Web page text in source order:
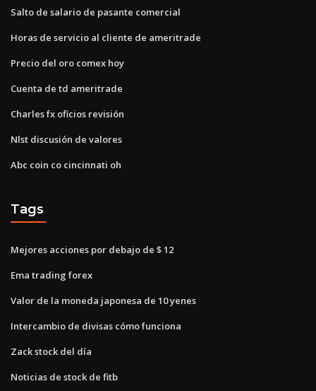
Salto de salario de pasante comercial
Horas de servicio al cliente de ameritrade
Precio del oro comex hoy
Cuenta de td ameritrade
Charles fx oficios revisión
Nlst discusión de valores
Abc coin co cincinnati oh
Tags
Mejores acciones por debajo de $ 12
Ema trading forex
Valor de la moneda japonesa de 10 yenes
Intercambio de divisas cómo funciona
Zack stock del día
Noticias de stock de fitb